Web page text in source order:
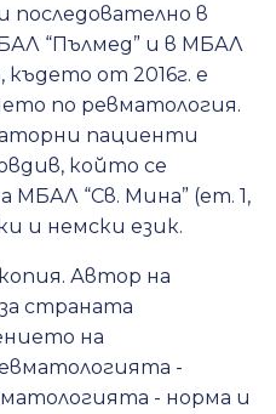
последователно в
“Пълмед” и в МБАЛ
от 2016г. е
по ревматология.
пациенти
който се
МБАЛ “Св. Мина” (ет. 1,
и немски език.
Автор на
страната
на
-
- норма и